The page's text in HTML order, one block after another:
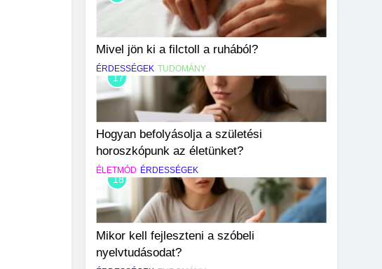
Mivel jön ki a filctoll a ruhából?
ÉRDESSÉGEK TUDOMÁNY
17
Hogyan befolyásolja a születési
horoszkópunk az életünket?
ÉLETMÓD ÉRDESSÉGEK
18
Mikor kell fejleszteni a szóbeli
nyelvtudásodat?